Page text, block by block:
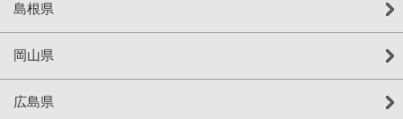
島根県
岡山県
広島県